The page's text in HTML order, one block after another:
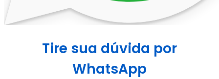
Tire sua dúvida por
WhatsApp